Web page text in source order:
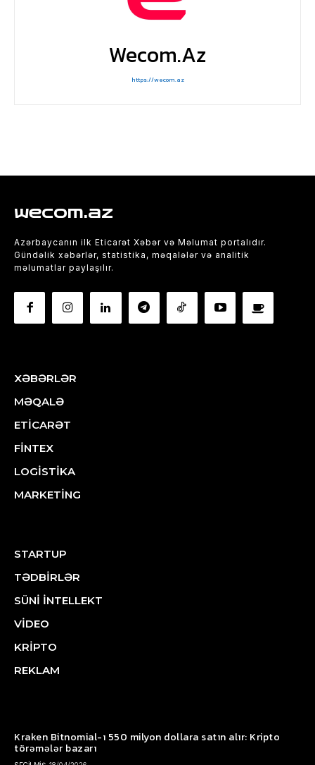
Wecom.az
https://wecom.az
wecom.az
Azərbaycanın ilk Eticarət Xəbər və Məlumat portalıdır.
Gündəlik xəbərlər, statistika, məqalələr və analitik
məlumatlar paylaşılır.
XƏBƏRLƏR
MƏQALƏ
ETİCARƏT
FİNTEX
LOGİSTİKA
MARKETİNG
STARTUP
TƏDBİRLƏR
SÜNİ İNTELLEKT
VİDEO
KRİPTO
REKLAM
Kraken Bitnomial-ı 550 milyon dollara satın alır: Kripto
törəmələr bazarı